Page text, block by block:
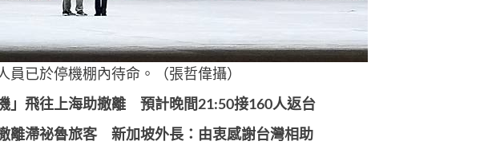
員已於停機棚內待命。（張哲偉攝）
」飛往上海助撤離 預計晚間21:50接160人返台
離滯祕魯旅客 新加坡外長：由衷感謝台灣相助